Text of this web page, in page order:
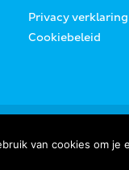
Privacy verklaring
Cookiebeleid
van cookies om